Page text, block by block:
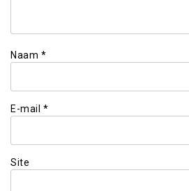
Naam *
E-mail *
Site